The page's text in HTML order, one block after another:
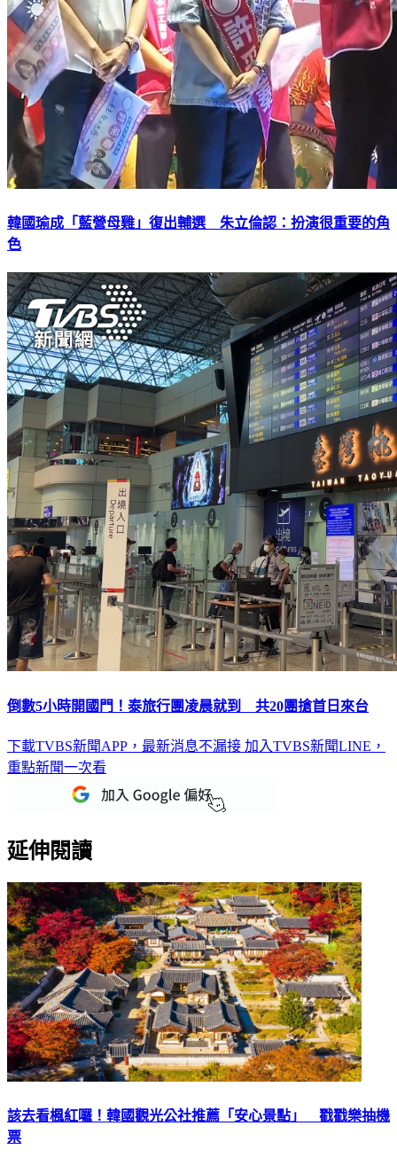
韓國瑜成「藍營母雞」復出輔選 朱立倫認：扮演很重要的角
下載TVBS新聞APP，最新消息不漏接
重點新聞一次看
該去看楓紅囉！韓國觀光公社推薦「安心景點」 戳戳樂抽機